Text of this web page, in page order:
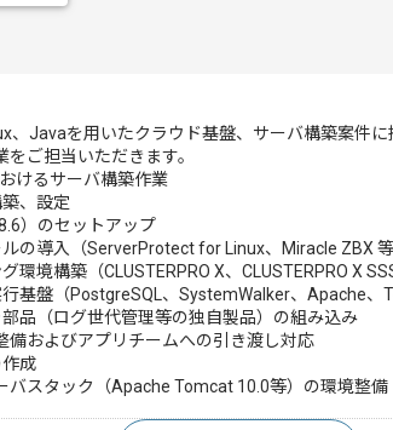
、Javaを用いたクラウド基盤、サーバ構築案件に
をご担当いただきます。
けるサーバ構築作業
、設定
）のセットアップ
の導入（ServerProtect for Linux、Miracle ZBX 等
環境構築（CLUSTERPRO X、CLUSTERPRO X
基盤（PostgreSQL、SystemWalker、Apache、
品（ログ世代管理等の独自製品）の組み込み
備およびアプリチームへの引き渡し対応
成
バスタック（Apache Tomcat 10.0等）の環境整備